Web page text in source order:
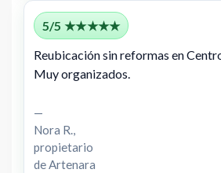
5/5 ★★★★★
Reubicación sin reformas en
Muy organizados.
—
Nora R.,
propietario
de Artenara